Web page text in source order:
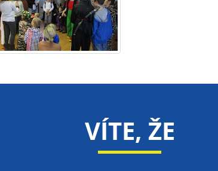
VÍTE, ŽE